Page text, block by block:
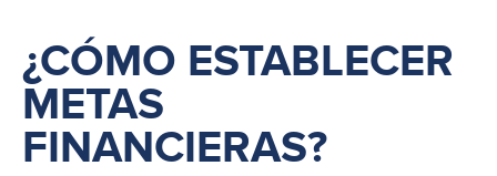
¿CÓMO ESTABLECER
METAS
FINANCIERAS?